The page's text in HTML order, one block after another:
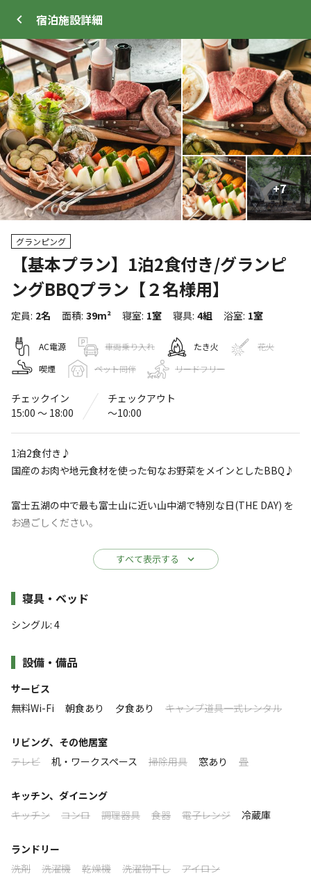
宿泊施設詳細
+7
グランピング
【基本プラン】1泊2食付き/グランピ
ングBBQプラン【２名様用】
定員: 2名 面積: 39m² 寝室: 1室 寝具: 4組 浴室: 1室
AC電源 車両乗り入れ たき火
花火
喫煙
ペット同伴 リードフリー
チェックイン
15:00 〜 18:00
チェックアウト
〜10:00
1泊2食付き♪
国産のお肉や地元食材を使った旬なお野菜をメインとしたBBQ♪
富士五湖の中で最も富士山に近い山中湖で特別な日(THE DAY) を
お過ごしください。
※詳しくはカレンダーをご確認ください。
すべて表示する
施設詳細
寝具・ベッド
シングル: 4
設備・備品
サービス
無料Wi-Fi
朝食あり 夕食あり キャンプ道具一式レンタル
リビング、その他居室
テレビ
机・ワークスペース 掃除用具 窓あり 畳
キッチン、ダイニング
キッチン
コンロ 調理器具 食器 電子レンジ 冷蔵庫
ランドリー
洗剤
洗濯機 乾燥機 洗濯物干し アイロン
+10
トップ
WEB予約可能 クーポン利用可 宿泊施設
ザ・デイ ポストジェネラルグランピン
グヴィレッジ山中湖
〒401-0501 山梨県南都留郡山中湖村山中217-1
ゴミ捨て場
レストラン
売店 コインシャワー
しんでほしい。そんな特別な日（THE DAY）を
スやデザインを加えることで、新しい価値の提供を目指す
ライフスタイル雑貨ブランドPOST GENERALがプロデュ
ースした複合型宿泊施設です。グルメが集うお店として都
修したバーガーショップ THE DAY POST GENERAL
BURGERや、POST GENERALブランドの雑貨アイテムを
中に建ったドーム型テントは、キャンプのようなアウトド
アを楽しみつつ、室内では快適にお過ごし頂ける宿泊施設
ぶらでアウトドアをお楽しみ頂けます。
標高